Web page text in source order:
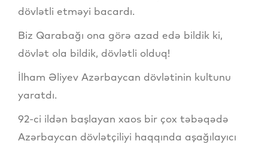
dövlətli etməyi bacardı.
Biz Qarabağı ona görə azad edə bildik ki,
dövlət ola bildik, dövlətli olduq!
İlham Əliyev Azərbaycan dövlətinin kultunu
yaratdı.
92-ci ildən başlayan xaos bir çox təbəqədə
Azərbaycan dövlətçiliyi haqqında aşağılayıcı